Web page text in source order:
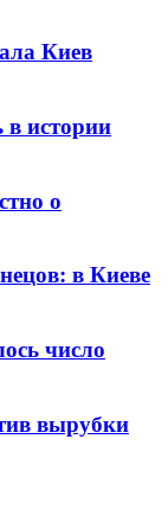
Киев
истории
о
в Киеве
число
вырубки